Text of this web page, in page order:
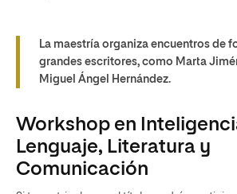
La maestría organiza encuentros de
grandes escritores, como Marta
Miguel Ángel Hernández.
Workshop en
Lenguaje, Literatura y
Comunicación